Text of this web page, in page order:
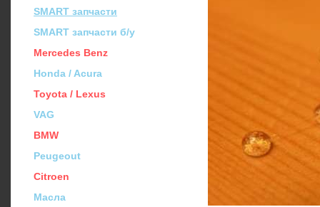
SMART запчасти
SMART запчасти б/у
Mercedes Benz
Honda / Acura
Toyota / Lexus
VAG
BMW
Peugeout
Citroen
Масла